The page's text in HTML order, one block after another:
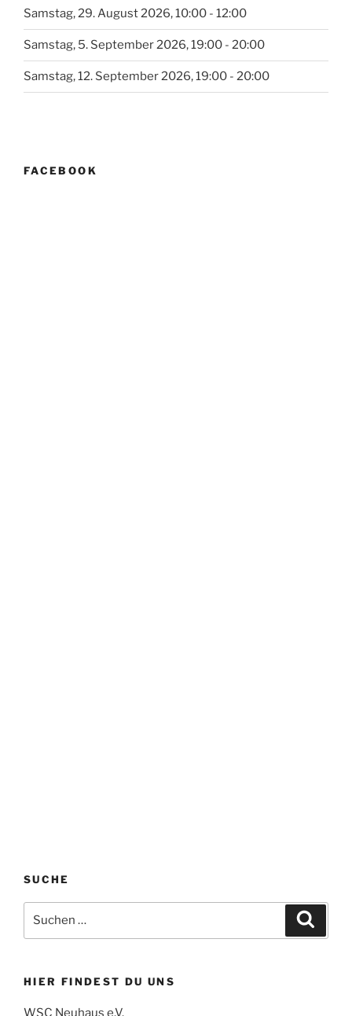
Samstag, 29. August 2026, 10:00 - 12:00
Samstag, 5. September 2026, 19:00 - 20:00
Samstag, 12. September 2026, 19:00 - 20:00
FACEBOOK
SUCHE
nach:
HIER FINDEST DU UNS
WSC Neuhaus e.V.